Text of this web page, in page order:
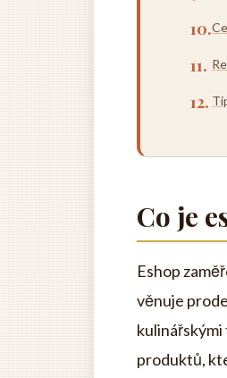
Co je
Eshop
věnuje
produktů,